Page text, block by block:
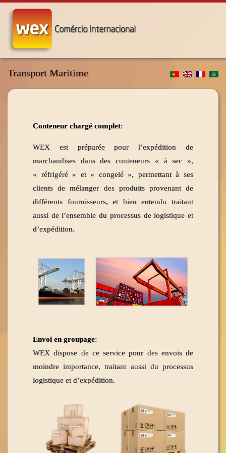
Transport Maritime
Conteneur chargé complet:
WEX est préparée pour l’expédition de
marchandises dans des conteneurs « à sec »,
« réfrigéré » et « congelé », permettant à ses
clients de mélanger des produits provenant de
différents fournisseurs, et bien entendu traitant
aussi de l’ensemble du processus de logistique et
d’expédition.
Envoi en groupage:
WEX dispose de ce service pour des envois de
moindre importance, traitant aussi du processus
logistique et d’expédition.